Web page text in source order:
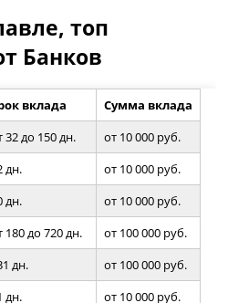
топ
Банков
вклада
Сумма вклада
32 до 150 дн.
от 10 000 руб.
дн.
от 10 000 руб.
дн.
от 10 000 руб.
180 до 720 дн.
от 100 000 руб.
дн.
от 100 000 руб.
дн.
от 10 000 руб.